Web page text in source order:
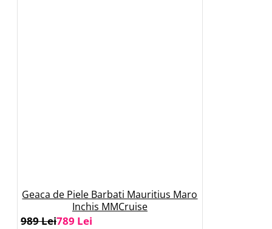
Geaca de Piele Barbati Mauritius Maro
Inchis MMCruise
789 Lei
989 Lei